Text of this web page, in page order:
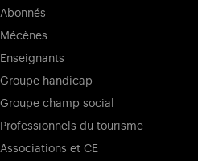
Abonnés
Mécènes
Enseignants
Groupe handicap
Groupe champ social
Professionnels du tourisme
Associations et CE